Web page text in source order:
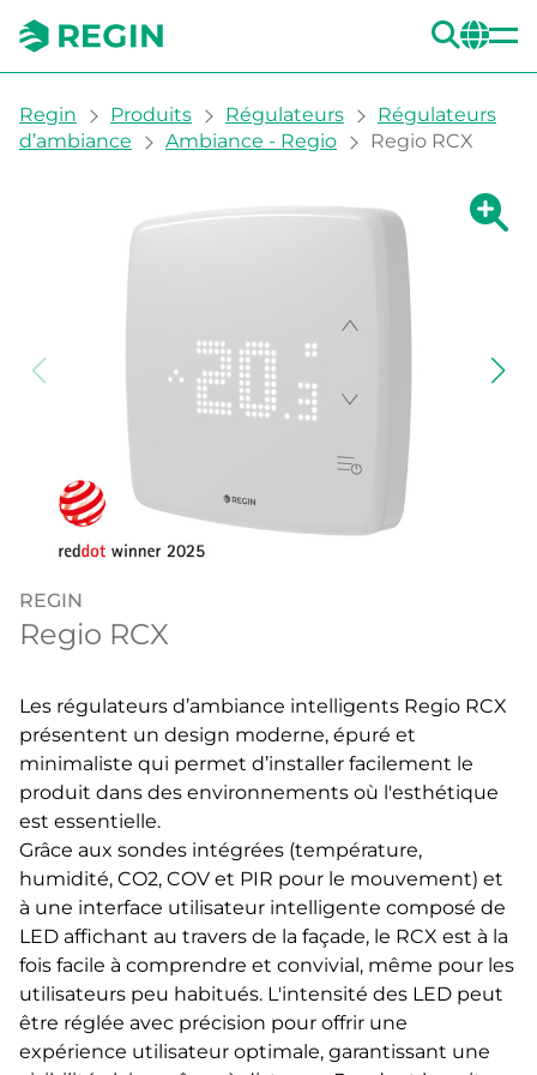
You are here:
Regin Produits Régulateurs
Régulateurs
d’ambiance
Ambiance - Regio Regio RCX
REGIN
Regio RCX
Les régulateurs d’ambiance intelligents Regio RCX
présentent un design moderne, épuré et
minimaliste qui permet d’installer facilement le
produit dans des environnements où l'esthétique
est essentielle.
Grâce aux sondes intégrées (température,
humidité, CO2, COV et PIR pour le mouvement) et
à une interface utilisateur intelligente composé de
LED affichant au travers de la façade, le RCX est à la
fois facile à comprendre et convivial, même pour les
utilisateurs peu habitués. L'intensité des LED peut
être réglée avec précision pour offrir une
expérience utilisateur optimale, garantissant une